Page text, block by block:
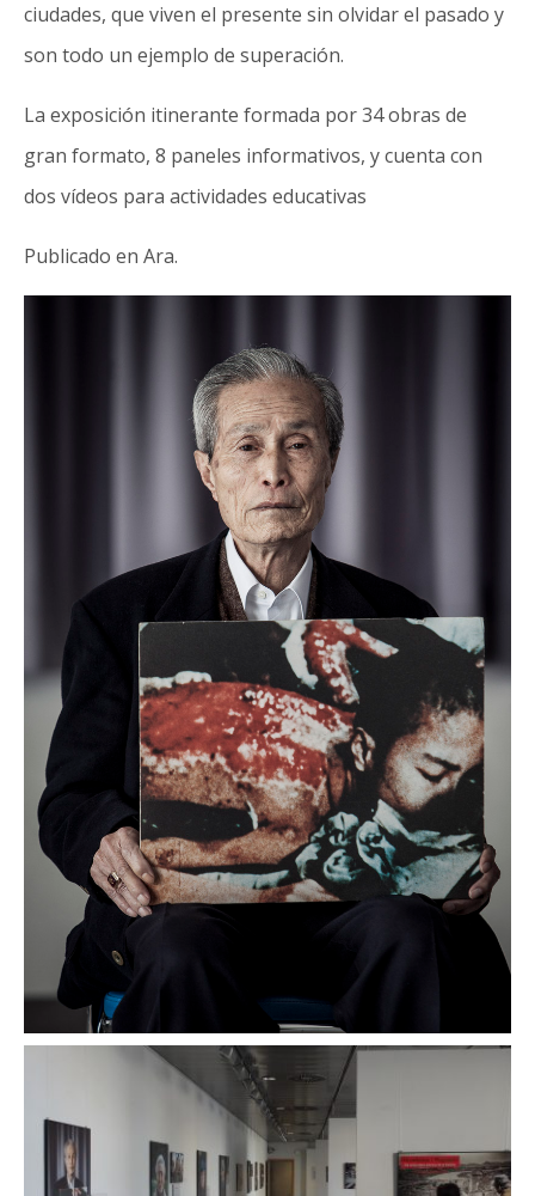
ciudades, que viven el presente sin olvidar el pasado y
son todo un ejemplo de superación.​
La exposición itinerante formada por 34 obras de
gran formato, 8 paneles informativos, y cuenta con
dos vídeos para actividades educativas
Publicado en Ara.